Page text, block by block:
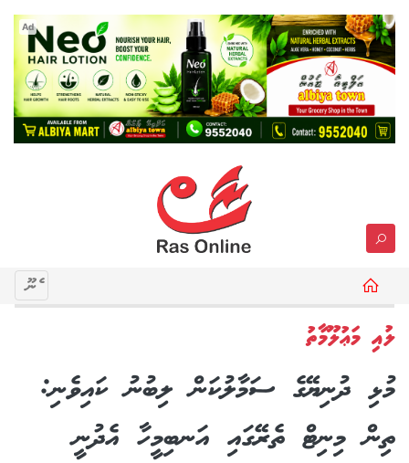
Ad
މެނޫ
ލުއި މަޢުލޫމާތު
މުޅި ދުނިޔޭގެ ސަމާލުކަން ލިބުނު ކައިވެނި:
ތިން މިނިޓް ތެރޭގައި އަނބިމީހާ އެދުނީ